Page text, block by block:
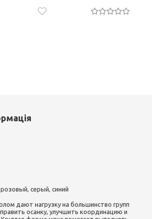
серый, синий
дают нагрузку на большинство групп
осанку, улучшить координацию и